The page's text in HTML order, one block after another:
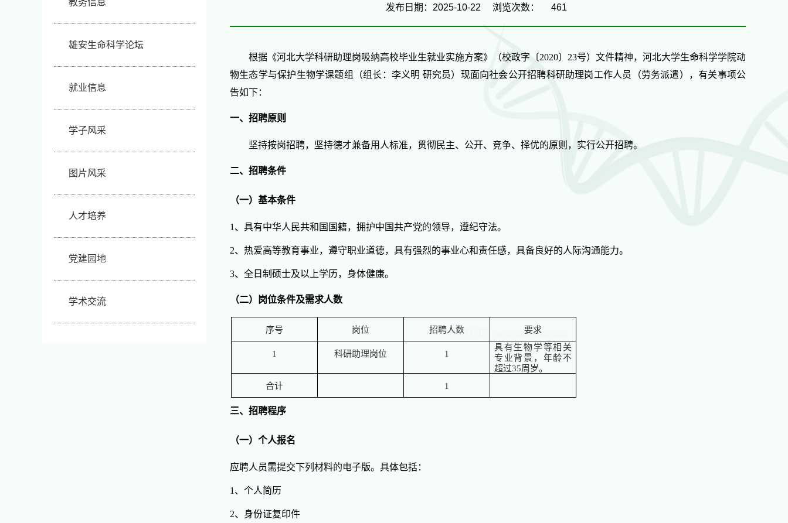
教务信息
雄安生命科学论坛
就业信息
学子风采
图片风采
人才培养
党建园地
学术交流
发布日期：2025-10-22 浏览次数： 461
根据《河北大学科研助理岗吸纳高校毕业生就业实施方案》（校政字〔2020〕 23号）文件精神，河北大学生命科学学院动
物生态学与保护生物学课题组（组长： 李义明 研究员）现面向社会公开招聘科研助理岗工作人员（劳务派遣），有关事项公
告如下：
一、招聘原则
坚持按岗招聘，坚持德才兼备用人标准，贯彻民主、公开、竞争、择优的原则，实行公开招聘。
二、招聘条件
（一）基本条件
1、具有中华人民共和国国籍，拥护中国共产党的领导，遵纪守法。
2、热爱高等教育事业，遵守职业道德，具有强烈的事业心和责任感，具备良好的人际沟通能力。
3、全日制硕士及以上学历，身体健康。
（二）岗位条件及需求人数
序号 岗位 招聘人数 要求
1 科研助理岗位 1
具有生物学等相关
专业背景，年龄不
超过35周岁。
合计
1
三、招聘程序
（一）个人报名
应聘人员需提交下列材料的电子版。具体包括：
1 、个人简历
2、身份证复印件